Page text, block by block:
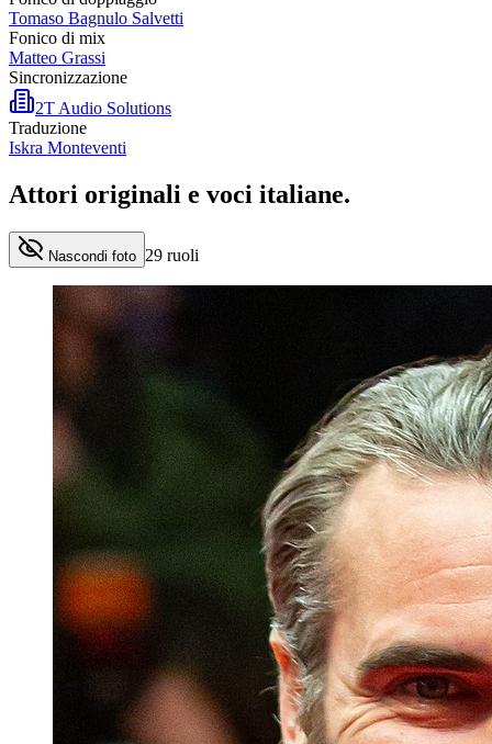
Tomaso Bagnulo Salvetti
Fonico di mix
Matteo Grassi
Sincronizzazione
2T Audio Solutions
Traduzione
Iskra Monteventi
Attori originali e voci italiane.
Nascondi foto 29 ruoli